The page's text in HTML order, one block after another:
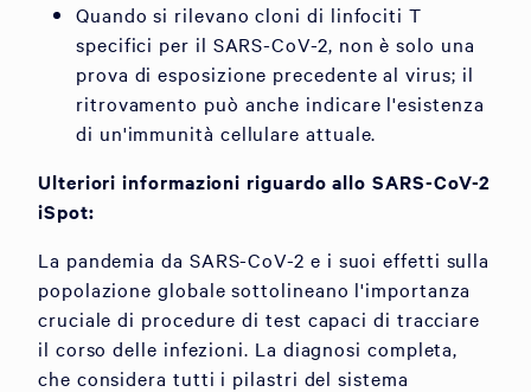
Quando si rilevano cloni di linfociti T
specifici per il SARS-CoV-2, non è solo una
prova di esposizione precedente al virus; il
ritrovamento può anche indicare l'esistenza
di un'immunità cellulare attuale.
Ulteriori informazioni riguardo allo SARS-CoV-2
iSpot:
La pandemia da SARS-CoV-2 e i suoi effetti sulla
popolazione globale sottolineano l'importanza
cruciale di procedure di test capaci di tracciare
il corso delle infezioni. La diagnosi completa,
che considera tutti i pilastri del sistema